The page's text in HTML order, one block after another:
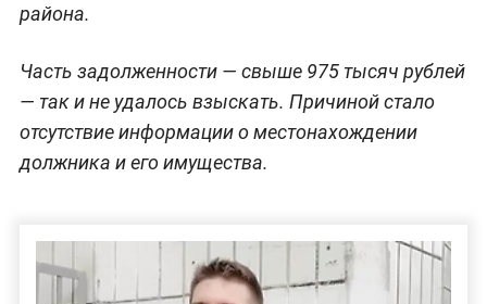
района.
Часть задолженности — свыше 975 тысяч рублей
— так и не удалось взыскать. Причиной стало
отсутствие информации о местонахождении
должника и его имущества.